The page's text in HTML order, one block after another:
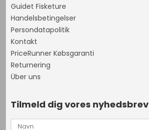
Guidet Fisketure
Handelsbetingelser
Persondatapolitik
Kontakt
PriceRunner Købsgaranti
Returnering
Über uns
Tilmeld dig vores nyhedsbrev